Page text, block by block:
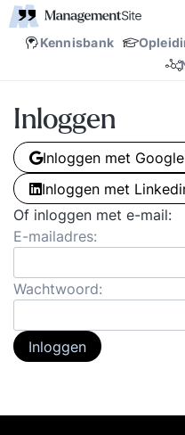
Kennisbank
Inloggen
Inloggen met Google
Inloggen met
Of inloggen met e-mail:
E-mailadres:
Wachtwoord:
Inloggen